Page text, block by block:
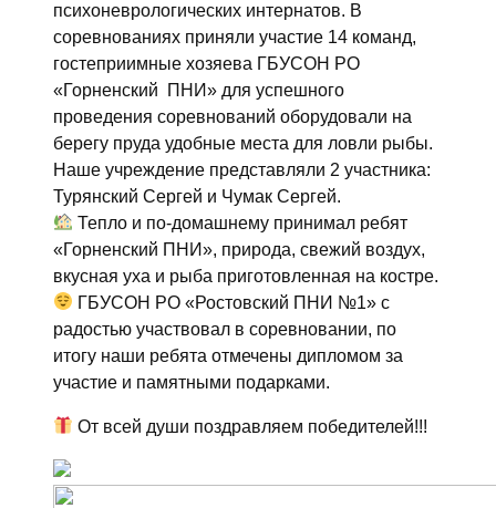
психоневрологических интернатов. В
соревнованиях приняли участие 14 команд,
гостеприимные хозяева ГБУСОН РО
«Горненский ПНИ» для успешного
проведения соревнований оборудовали на
берегу пруда удобные места для ловли рыбы.
Наше учреждение представляли 2 участника:
Турянский Сергей и Чумак Сергей.
Тепло и по-домашнему принимал ребят
«Горненский ПНИ», природа, свежий воздух,
вкусная уха и рыба приготовленная на костре.
ГБУСОН РО «Ростовский ПНИ №1» с
радостью участвовал в соревновании, по
итогу наши ребята отмечены дипломом за
участие и памятными подарками.
От всей души поздравляем победителей!!!